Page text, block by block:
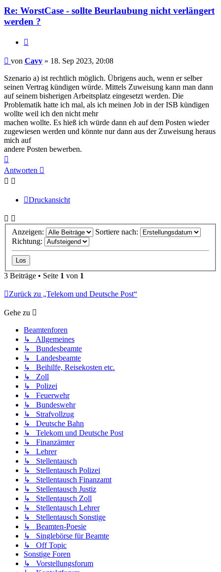
Re: WorstCase - sollte Beurlaubung nicht verlängert
werden ?
Beitrag
von Cavy » 18. Sep 2023, 20:08
Szenario a) ist rechtlich möglich. Übrigens auch, wenn er selber
seinen Vertrag kündigen würde. Mittels Zuweisung kann man dann
auf seinem bisherigen Arbeitsplatz eingesetzt werden. Die
Problematik hatte ich mal, als ich meinen Job in der ISB kündigen
wollte weil ich den nicht mehr
machen wollte. Es hieß ich würde dann eh auf dem Posten wieder
zugewiesen werden und könnte nur dann aus der Zuweisung heraus
mich auf
andere Posten bewerben.
oben
Antworten
Druckansicht
Anzeigen:
Sortiere nach:
Richtung:
3 Beiträge • Seite 1 von 1
Zurück zu „Telekom und Deutsche Post“
Gehe zu
Beamtenforen
↳ Allgemeines
↳ Bundesbeamte
↳ Landesbeamte
↳ Beihilfe, Reisekosten etc.
↳ Zoll
↳ Polizei
↳ Feuerwehr
↳ Bundeswehr
↳ Strafvollzug
↳ Deutsche Bahn
↳ Telekom und Deutsche Post
↳ Finanzämter
↳ Lehrer
↳ Stellentausch
↳ Stellentausch Polizei
↳ Stellentausch Finanzamt
↳ Stellentausch Justiz
↳ Stellentausch Zoll
↳ Stellentausch Lehrer
↳ Stellentausch Sonstige
↳ Beamten-Poesie
↳ Singlebörse für Beamte
↳ Off Topic
Sonstige Foren
↳ Vorstellungsforum